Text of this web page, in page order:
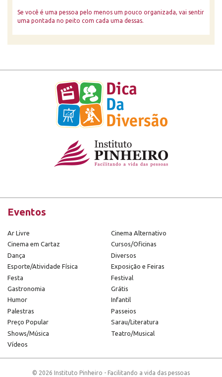
Se você é uma pessoa pelo menos um pouco organizada, vai sentir
uma pontada no peito com cada uma dessas.
Eventos
Ar Livre
Cinema Alternativo
Cinema em Cartaz
Cursos/Oficinas
Dança
Diversos
Esporte/Atividade Física
Exposição e Feiras
Festa
Festival
Gastronomia
Grátis
Humor
Infantil
Palestras
Passeios
Preço Popular
Sarau/Literatura
Shows/Música
Teatro/Musical
Vídeos
© 2026 Instituto Pinheiro - Facilitando a vida das pessoas